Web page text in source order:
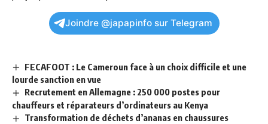
Joindre @japapinfo sur Telegram
FECAFOOT : Le Cameroun face à un choix difficile et une
lourde sanction en vue
Recrutement en Allemagne : 250 000 postes pour
chauffeurs et réparateurs d’ordinateurs au Kenya
Transformation de déchets d’ananas en chaussures